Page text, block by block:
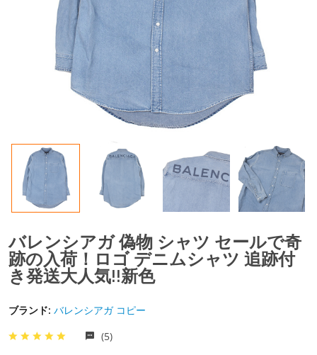
バレンシアガ 偽物 シャツ セールで奇
跡の入荷！ロゴ デニムシャツ 追跡付
き発送大人気!!新色
ブランド: バレンシアガ コピー
(5)